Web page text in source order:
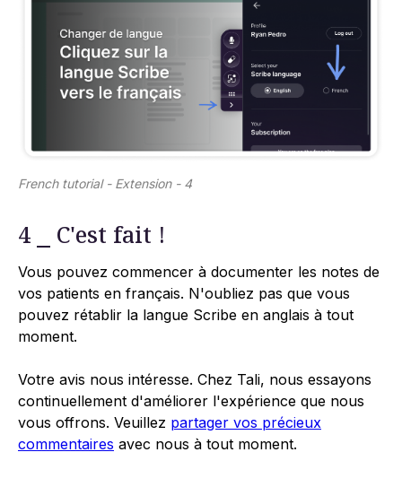
French tutorial - Extension - 4
4 ⎯ C'est fait !
Vous pouvez commencer à documenter les notes de
vos patients en français. N'oubliez pas que vous
pouvez rétablir la langue Scribe en anglais à tout
moment.
Votre avis nous intéresse. Chez Tali, nous essayons
continuellement d'améliorer l'expérience que nous
vous offrons. Veuillez partager vos précieux
commentaires avec nous à tout moment.